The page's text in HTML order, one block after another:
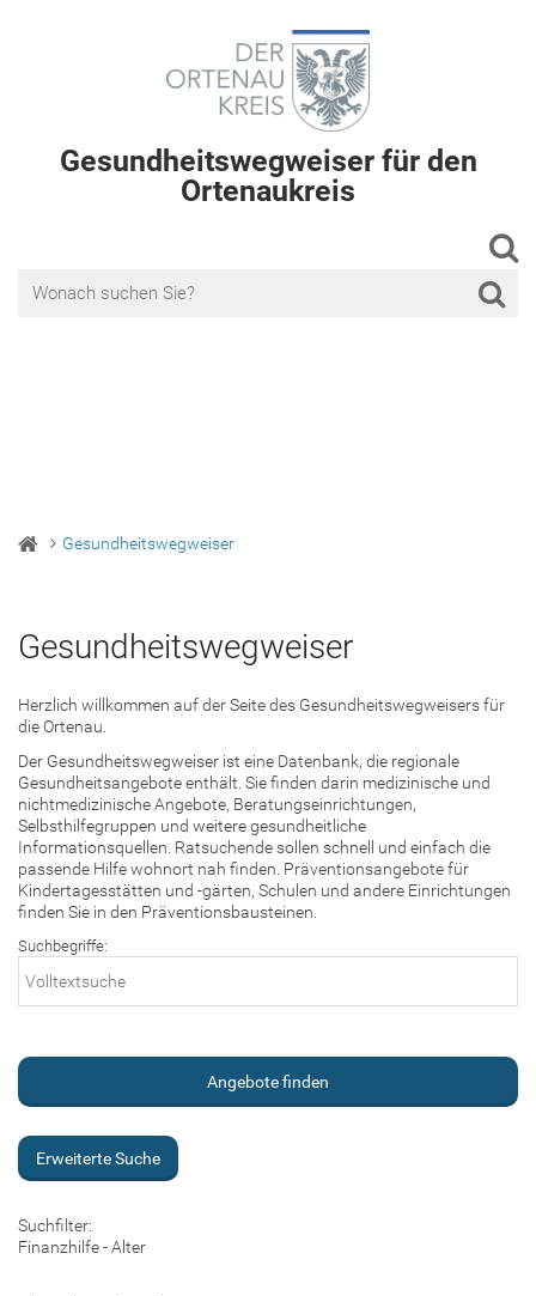
Gesundheitswegweiser für den
Ortenaukreis
Gesundheitswegweiser
Gesundheitswegweiser
Herzlich willkommen auf der Seite des Gesundheitswegweisers für
die Ortenau.
Der Gesundheitswegweiser ist eine Datenbank, die regionale
Gesundheitsangebote enthält. Sie finden darin medizinische und
nichtmedizinische Angebote, Beratungseinrichtungen,
Selbsthilfegruppen und weitere gesundheitliche
Informationsquellen. Ratsuchende sollen schnell und einfach die
passende Hilfe wohnort nah finden. Präventionsangebote für
Kindertagesstätten und -gärten, Schulen und andere Einrichtungen
finden Sie in den Präventionsbausteinen.
Suchbegriffe:
Erweiterte Suche
Suchfilter:
Finanzhilfe - Alter